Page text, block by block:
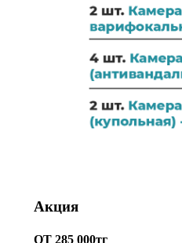
Акция
ОТ 285 000тг